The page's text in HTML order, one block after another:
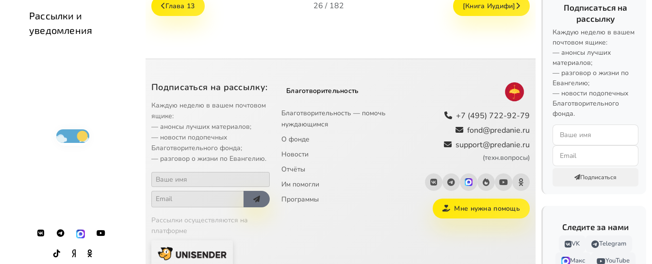
Рассылки и
уведомления
Глава 13 26 / 182 [Книга Иудифи]
Подписаться на рассылку:
Каждую неделю в вашем почтовом
ящике:
— анонсы лучших материалов;
— новости подопечных
Благотворительного фонда;
— разговор о жизни по Евангелию.
Рассылки осуществляются на
платформе
Благотворительность
Благотворительность — помочь
нуждающимся
О фонде
Новости
Отчёты
Им помогли
Программы
+7 (495) 722-92-79
fond@predanie.ru
support@predanie.ru
(техн.вопросы)
Мне нужна помощь
Подписаться на
рассылку
Каждую неделю в вашем
почтовом ящике:
— анонсы лучших
материалов;
— разговор о жизни по
Евангелию;
— новости подопечных
Благотворительного
фонда.
Подписаться
Следите за нами
VK
Telegram
Макс
YouTube